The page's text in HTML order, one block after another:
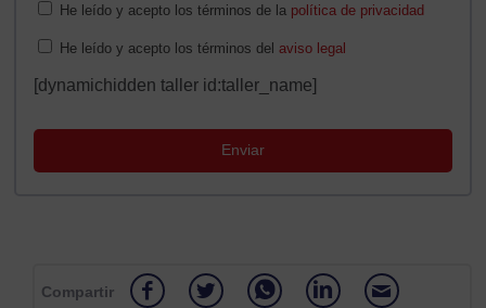
He leído y acepto los términos de la política de privacidad
He leído y acepto los términos delaviso legal
[dynamichidden taller id:taller_name]
Compartir